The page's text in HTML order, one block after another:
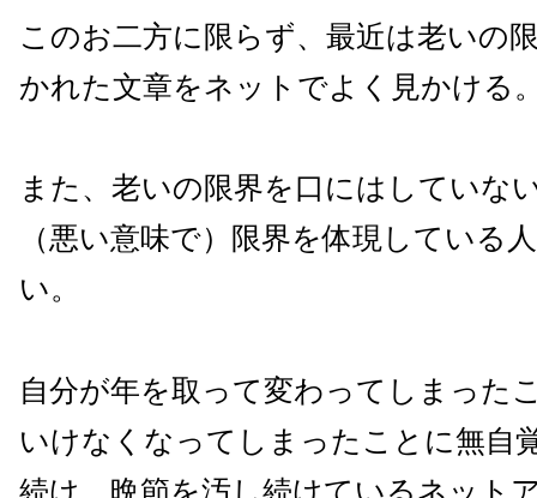
このお二方に限らず、最近は老いの
かれた文章をネットでよく見かける
また、老いの限界を口にはしていな
（悪い意味で）限界を体現している
い。
自分が年を取って変わってしまった
いけなくなってしまったことに無自
続け、晩節を汚し続けているネット